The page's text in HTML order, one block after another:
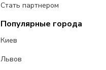
Стать партнером
Популярные города
Киев
Львов